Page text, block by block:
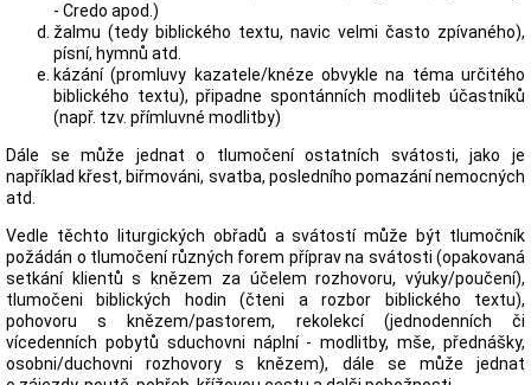
- Credo apod.)
žalmu (tedy biblického textu, navic velmi často zpívaného),
písní, hymnů atd.
kázání (promluvy kazatele/knéze obvykle na téma určitého
biblického textu), připadne spontánních modliteb účastníků
(např. tzv. přímluvné modlitby)
Dále se může jednat o tlumočení ostatních svátosti, jako je
například křest, biřmováni, svatba, posledního pomazání nemocných
atd.
Vedle těchto liturgických obřadů a svátostí může být tlumočník
požádán o tlumočení různých forem příprav na svátosti (opakovaná
setkání klientů s knězem za účelem rozhovoru, výuky/poučení),
tlumočeni biblických hodin (čteni a rozbor biblického textu),
pohovoru s knězem/pastorem, rekolekcí (jednodenních či
vícedenních pobytů sduchovni náplní - modlitby, mše, přednášky,
osobni/duchovni rozhovory s knězem), dále se může jednat